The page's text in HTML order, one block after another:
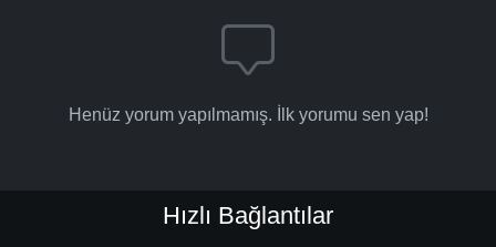
Henüz yorum yapılmamış. İlk yorumu sen yap!
Hızlı Bağlantılar